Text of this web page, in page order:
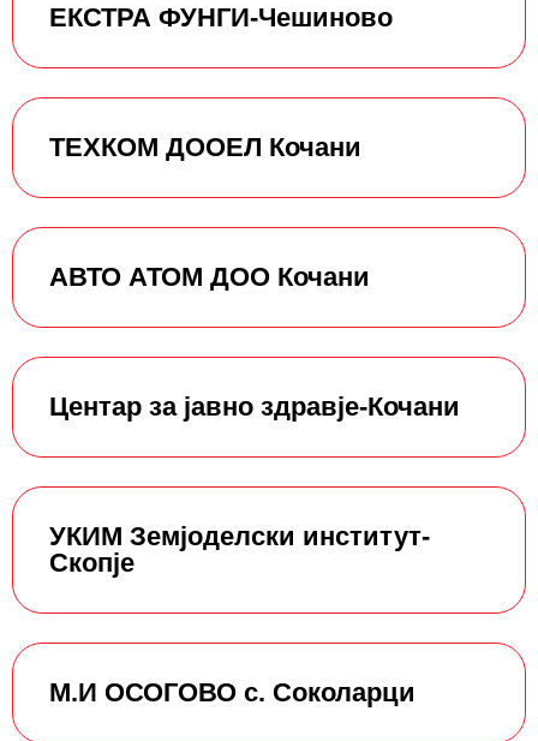
ЕКСТРА ФУНГИ-Чешиново
ТЕХКОМ ДООЕЛ Кочани
АВТО АТОМ ДОО Кочани
Центар за јавно здравје-Кочани
УКИМ Земјоделски институт-
Скопје
М.И ОСОГОВО с. Соколарци